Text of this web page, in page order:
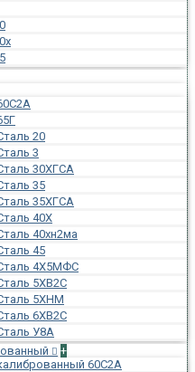
20
3
30ХГСА
35
35ХГСА
40Х
40хн2ма
45
4Х5МФС
5ХВ2С
5ХНМ
6ХВ2С
У8А
+
60С2А